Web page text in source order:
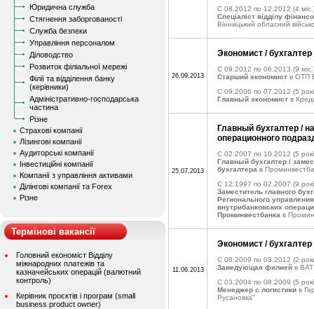
Юридична служба
Стягнення заборгованості
Служба безпеки
Управління персоналом
Діловодство
Розвиток філіальної мережі
Філії та відділення банку
(керівники)
Адміністративно-господарська
частина
Різне
Страхові компанії
Лізингові компанії
Аудиторські компанії
Інвестиційні компанії
Компанії з управління активами
Ділінгові компанії та Forex
Різне
Термінові вакансії
Головний економіст Відділу
міжнародних платежів та
казначейських операцій (валютний
контроль)
Керівник проєктів і програм (small
business product owner)
C 08.2012 по 12.2012 (4
Спеціаліст відділу
Вінницький обласний
26.09.2013
Экономист /
C 09.2012 по 06.2013 (9
Старший экономист в ОТП
C 09.2006 по 07.2012 (5
Главный экономист в
25.07.2013
Главный бухгалтер /
операционного
C 02.2007 по 10.2012 (5
Главный бухгалтер /
бухгалтера в
C 12.1997 по 02.2007 (9
Заместитель главного
Регионального
внутрибанковских
Проминвестбанка в
11.06.2013
Экономист / бухгалтер
C 08.2009 по 03.2012 (2
Заведующая филией в
C 03.2004 по 08.2009 (5
Менеджер с логистики в
Русановка"